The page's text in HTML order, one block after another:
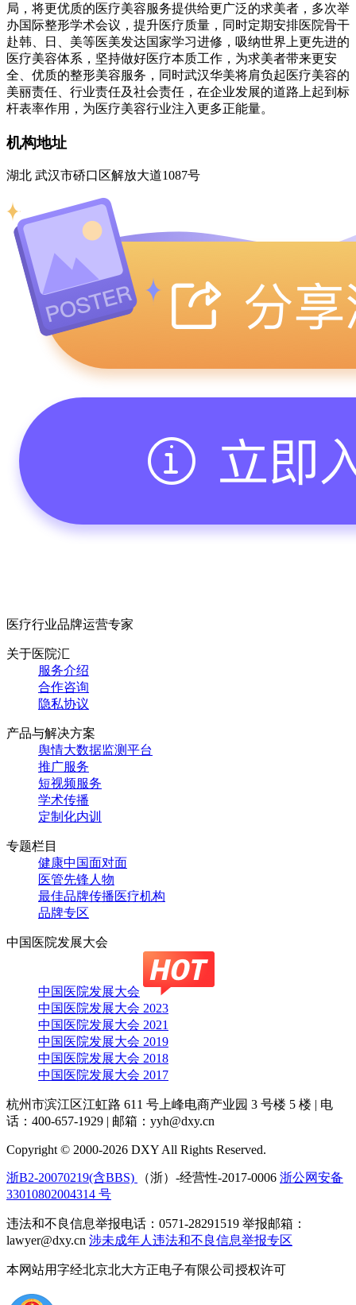
局，将更优质的医疗美容服务提供给更广泛的求美者，多次举
办国际整形学术会议，提升医疗质量，同时定期安排医院骨干
赴韩、日、美等医美发达国家学习进修，吸纳世界上更先进的
医疗美容体系，坚持做好医疗本质工作，为求美者带来更安
全、优质的整形美容服务，同时武汉华美将肩负起医疗美容的
美丽责任、行业责任及社会责任，在企业发展的道路上起到标
杆表率作用，为医疗美容行业注入更多正能量。
机构地址
湖北 武汉市硚口区解放大道1087号
医疗行业品牌运营专家
关于医院汇
服务介绍
合作咨询
隐私协议
产品与解决方案
舆情大数据监测平台
推广服务
短视频服务
学术传播
定制化内训
专题栏目
健康中国面对面
医管先锋人物
最佳品牌传播医疗机构
品牌专区
中国医院发展大会
中国医院发展大会
中国医院发展大会 2023
中国医院发展大会 2021
中国医院发展大会 2019
中国医院发展大会 2018
中国医院发展大会 2017
杭州市滨江区江虹路 611 号上峰电商产业园 3 号楼 5 楼 | 电
话：400-657-1929 | 邮箱：yyh@dxy.cn
Copyright © 2000-2026 DXY All Rights Reserved.
浙B2-20070219(含BBS) （浙）-经营性-2017-0006 浙公网安备
33010802004314 号
违法和不良信息举报电话：0571-28291519 举报邮箱：
lawyer@dxy.cn 涉未成年人违法和不良信息举报专区
本网站用字经北京北大方正电子有限公司授权许可